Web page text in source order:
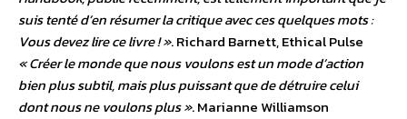
suis tenté d’en résumer la critique avec ces quelques mots :
Vous devez lire ce livre ! ». Richard Barnett, Ethical Pulse
« Créer le monde que nous voulons est un mode d’action
bien plus subtil, mais plus puissant que de détruire celui
dont nous ne voulons plus ». Marianne Williamson